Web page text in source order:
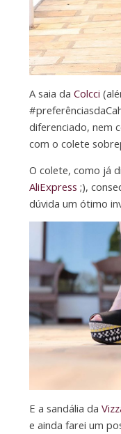
A saia da Colcci
diferenciado, nem
com o colete
O colete, como já
AliExpress ;),
dúvida um ótimo
E a sandália da
e ainda farei um